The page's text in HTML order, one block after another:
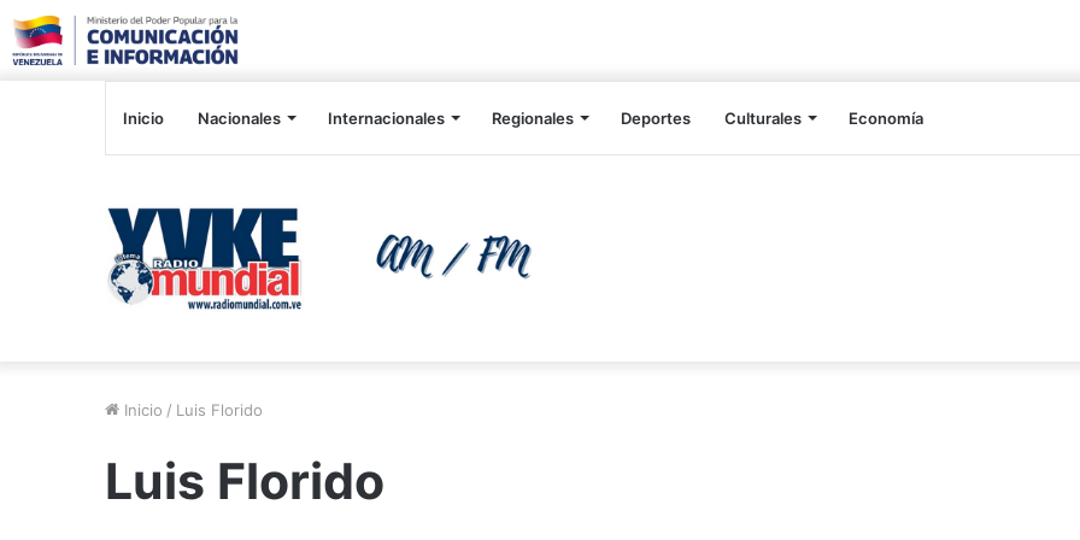
Inicio Nacionales Internacionales Regionales Deportes Culturales Economía
Inicio / Luis Florido
Luis Florido